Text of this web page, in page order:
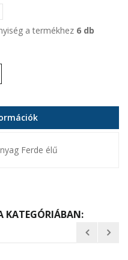
a termékhez 6 db
Ferde élű
KATEGÓRIÁBAN: